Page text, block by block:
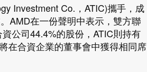
Investment Co.，ATIC)攜手，成
AMD在一份聲明中表示，雙方聯
公司44.4%的股份，ATIC則持有
在合資企業的董事會中獲得相同席